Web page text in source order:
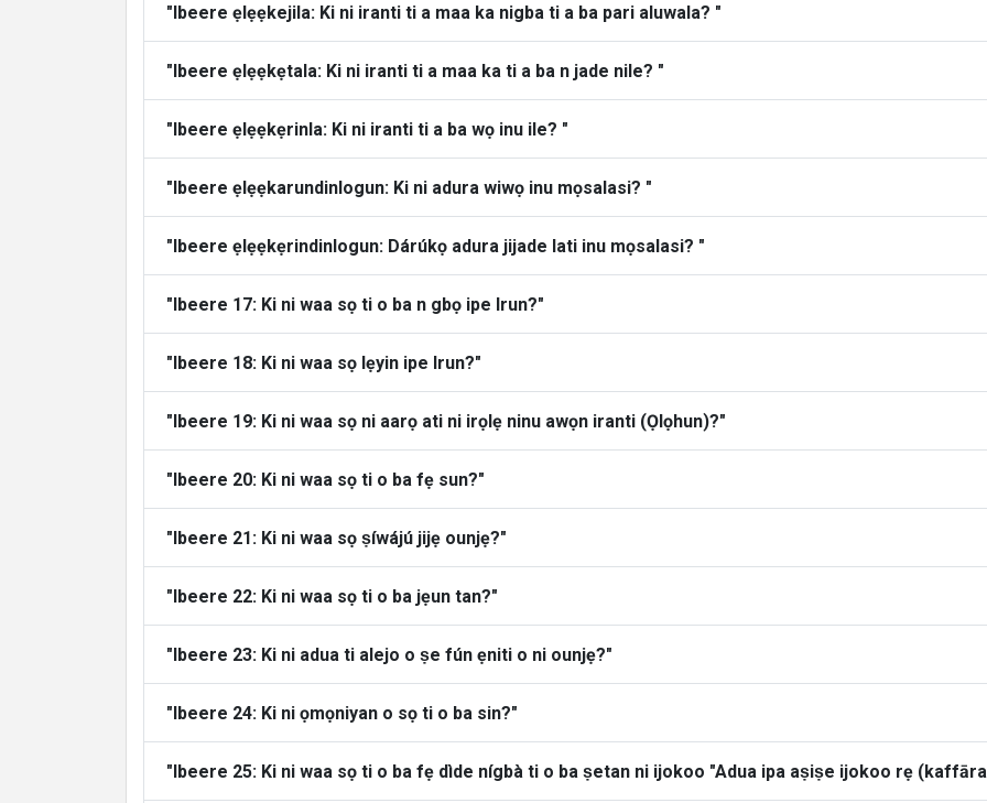
"Ibeere ẹlẹẹkejila: Ki ni iranti ti a maa ka nigba ti a ba pari aluwala? "
"Ibeere ẹlẹẹkẹtala: Ki ni iranti ti a maa ka ti a ba n jade nile? "
"Ibeere ẹlẹẹkẹrinla: Ki ni iranti ti a ba wọ inu ile? "
"Ibeere ẹlẹẹkarundinlogun: Ki ni adura wiwọ inu mọsalasi? "
"Ibeere ẹlẹẹkẹrindinlogun: Dárúkọ adura jijade lati inu mọsalasi? "
"Ibeere 17: Ki ni waa sọ ti o ba n gbọ ipe Irun?"
"Ibeere 18: Ki ni waa sọ lẹyin ipe Irun?"
"Ibeere 19: Ki ni waa sọ ni aarọ ati ni irọlẹ ninu awọn iranti (Ọlọhun)?"
"Ibeere 20: Ki ni waa sọ ti o ba fẹ sun?"
"Ibeere 21: Ki ni waa sọ ṣíwájú jijẹ ounjẹ?"
"Ibeere 22: Ki ni waa sọ ti o ba jẹun tan?"
"Ibeere 23: Ki ni adua ti alejo o ṣe fún ẹniti o ni ounjẹ?"
"Ibeere 24: Ki ni ọmọniyan o sọ ti o ba sin?"
"Ibeere 25: Ki ni waa sọ ti o ba fẹ dìde nígbà ti o ba ṣetan ni ijokoo "Adua ipa aṣiṣe ijokoo rẹ